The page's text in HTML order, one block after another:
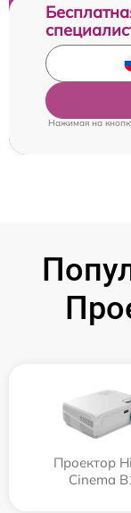
Нажимая на
Проектор
Cinema